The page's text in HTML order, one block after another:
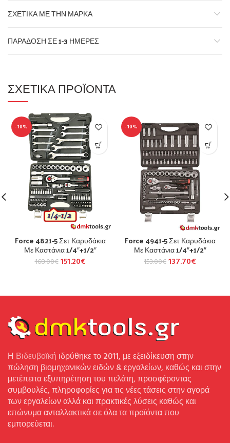
ΣΧΕΤΙΚΆ ΜΕ ΤΗΝ ΜΆΡΚΑ
ΠΑΡΆΔΟΣΗ ΣΕ 1-3 ΗΜΈΡΕΣ
ΣΧΕΤΙΚΆ ΠΡΟΪΌΝΤΑ
-10%
Force 4821-5 Σετ Καρυδάκια
Με Καστάνια 1/4″+1/2″
168.00€ 151.20€
-10%
Force 4941-5 Σετ Καρυδάκια
Με Καστάνια 1/4″+1/2″
153.00€137.70€
Η Βιδευβοϊκή ιδρύθηκε το 2011, με εξειδίκευση στην
πώληση βιομηχανικών ειδών & εργαλείων, καθώς και στην
μετέπειτα εξυπηρέτηση του πελάτη, προσφέροντας
συμβουλές, πληροφορίες για τις νέες τάσεις στην αγορά
των εργαλείων αλλά και πρακτικές λύσεις καθώς και
επώνυμα ανταλλακτικά σε όλα τα προϊόντα που
εμπορεύεται.